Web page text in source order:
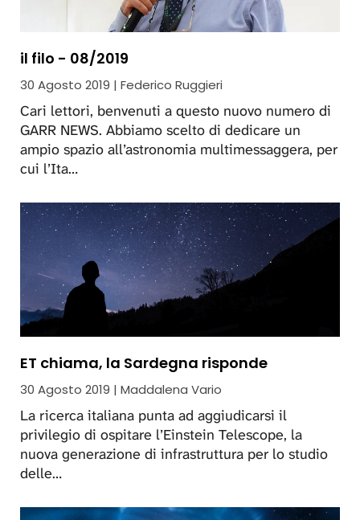
il filo - 08/2019
30 Agosto 2019 | Federico Ruggieri
Cari lettori, benvenuti a questo nuovo numero di
GARR NEWS. Abbiamo scelto di dedicare un
ampio spazio all’astronomia multimessaggera, per
cui l’Ita…
ET chiama, la Sardegna risponde
30 Agosto 2019 | Maddalena Vario
La ricerca italiana punta ad aggiudicarsi il
privilegio di ospitare l’Einstein Telescope, la
nuova generazione di infrastruttura per lo studio
delle…